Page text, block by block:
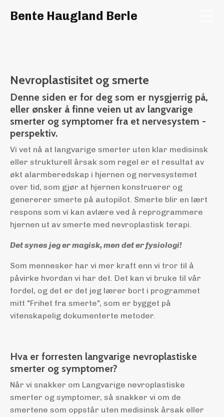
Bente Haugland Berle
Nevroplastisitet og smerte
Denne siden er for deg som er nysgjerrig på,
eller ønsker å finne veien ut av langvarige
smerter og symptomer fra et nervesystem -
perspektiv.
Vi vet nå at langvarige smerter uten klar medisinsk
eller strukturell årsak som regel er et resultat av
økt alarmberedskap i hjernen og nervesystemet
over tid, som gjør at hjernen konstruerer og
genererer smerte på autopilot. Smerte blir en lært
respons som vi kan avlære ved å reprogrammere
hjernen ut av smerte med nevroplastisk terapi.
Det synes jeg er magisk, men det er fysiologi!
Som mennesker har vi mer kraft enn vi tror til å
påvirke hvordan vi har det. Det kan vi bruke til vår
fordel, og det er det jeg lærer bort i programmet
mitt "Frihet fra smerte", som er bygget på
vitenskapelig dokumenterte metoder.
Hva er forresten langvarige nevroplastiske
smerter og symptomer?
Når vi snakker om Langvarige nevroplastiske
smerter og symptomer, så snakker vi om de
smertene som oppstår uten medisinsk årsak eller